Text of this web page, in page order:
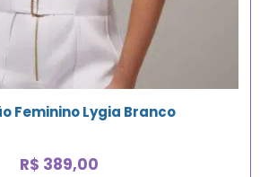
Feminino Lygia Branco
R$ 389,00